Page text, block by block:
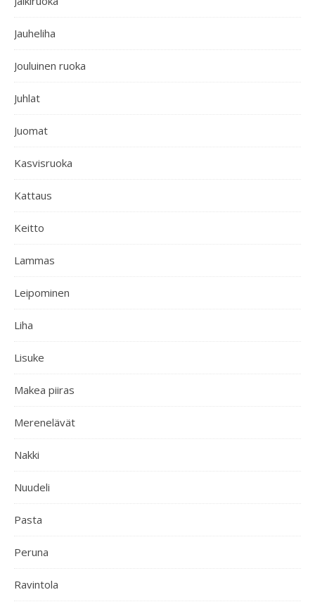
Jauheliha
Jouluinen ruoka
Juhlat
Juomat
Kasvisruoka
Kattaus
Keitto
Lammas
Leipominen
Liha
Lisuke
Makea piiras
Merenelävät
Nakki
Nuudeli
Pasta
Peruna
Ravintola